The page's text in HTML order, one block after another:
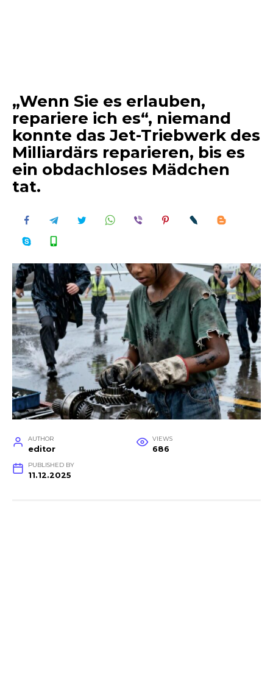
„Wenn Sie es erlauben,
repariere ich es“, niemand
konnte das Jet-Triebwerk des
Milliardärs reparieren, bis es
ein obdachloses Mädchen
tat.
AUTHOR
editor
VIEWS
686
PUBLISHED BY
11.12.2025